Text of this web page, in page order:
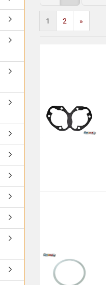
1 2 »